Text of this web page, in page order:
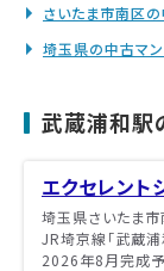
さいたま市南区
埼玉県の中古マ
武蔵浦和駅
エクセレント
埼玉県さいたま
JR埼京線「武蔵
2026年8月完成